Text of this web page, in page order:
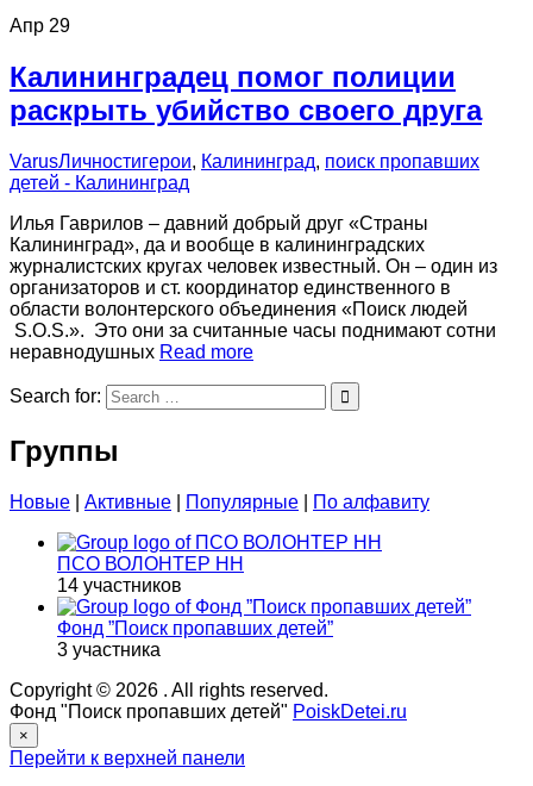
Апр 29
Калининградец помог полиции
раскрыть убийство своего друга
VarusЛичностигерои, Калининград, поиск пропавших
детей - Калининград
Илья Гаврилов – давний добрый друг «Страны
Калининград», да и вообще в калининградских
журналистских кругах человек известный. Он – один из
организаторов и ст. координатор единственного в
области волонтерского объединения «Поиск людей
S.O.S.». Это они за считанные часы поднимают сотни
неравнодушных Read more
Search for:
Группы
Новые Активные Популярные По алфавиту
ПСО ВОЛОНТЕР НН
14 участников
Фонд ”Поиск пропавших детей”
3 участника
Copyright © 2026 . All rights reserved.
Фонд "Поиск пропавших детей" PoiskDetei.ru
×
Перейти к верхней панели